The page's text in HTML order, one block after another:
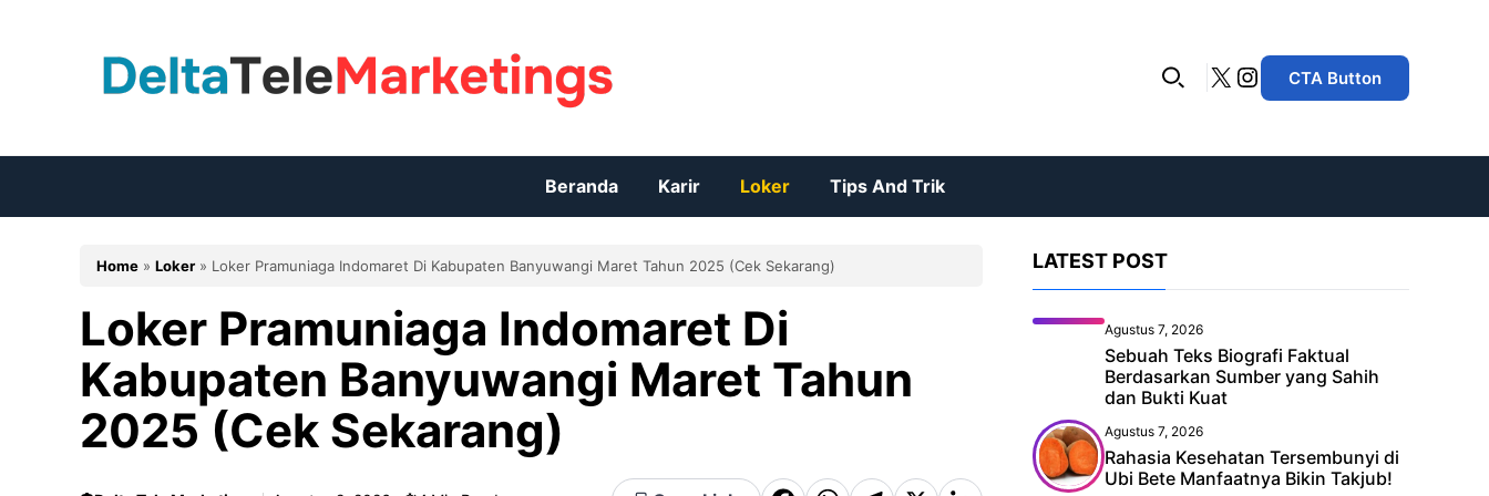
X Instagram
CTA Button
Beranda Karir Loker Tips And Trik
Home » Loker » Loker Pramuniaga Indomaret Di Kabupaten Banyuwangi Maret Tahun 2025 (Cek Sekarang)
Loker Pramuniaga Indomaret Di
Kabupaten Banyuwangi Maret Tahun
2025 (Cek Sekarang)
LATEST POST
Agustus 7, 2026
Sebuah Teks Biografi Faktual
Berdasarkan Sumber yang Sahih
dan Bukti Kuat
Agustus 7, 2026
Rahasia Kesehatan Tersembunyi di
Ubi Bete Manfaatnya Bikin Takjub!